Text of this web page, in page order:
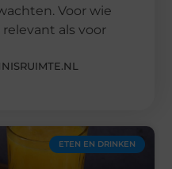
Voor wie
als voor
ETEN EN DRINKEN